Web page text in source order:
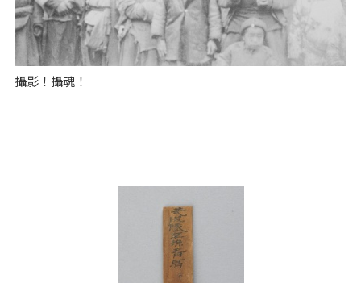
攝影！攝魂！